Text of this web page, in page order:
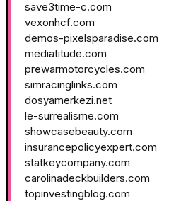
save3time-c.com
vexonhcf.com
demos-pixelsparadise.com
mediatitude.com
prewarmotorcycles.com
simracinglinks.com
dosyamerkezi.net
le-surrealisme.com
showcasebeauty.com
insurancepolicyexpert.com
statkeycompany.com
carolinadeckbuilders.com
topinvestingblog.com